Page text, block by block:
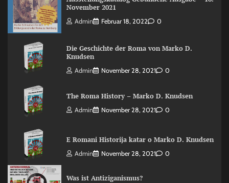
November 2021
Admin Februar 18, 2022 0
Die Geschichte der Roma von Marko D.
Knudsen
Admin November 28, 2021 0
The Roma History – Marko D. Knudsen
Admin November 28, 2021 0
E Romani Historija katar o Marko D. Knudsen
Admin November 28, 2021 0
Was ist Antiziganismus?